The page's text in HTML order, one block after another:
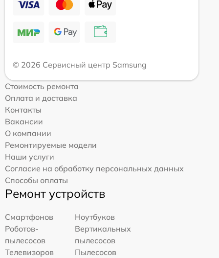
© 2026 Сервисный центр Samsung
Стоимость ремонта
Оплата и доставка
Контакты
Вакансии
О компании
Ремонтируемые модели
Наши услуги
Согласие на обработку персональных данных
Способы оплаты
Ремонт устройств
Смартфонов
Ноутбуков
Роботов-
пылесосов
Вертикальных
пылесосов
Телевизоров
Пылесосов